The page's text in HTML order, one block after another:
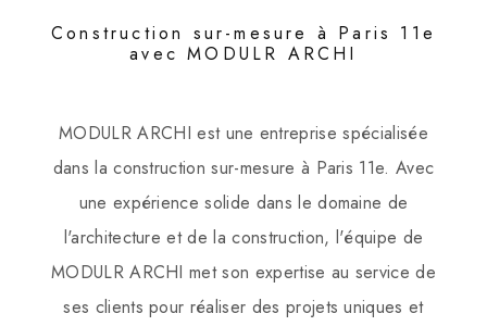
Construction sur-mesure à Paris 11e
avec MODULR ARCHI
MODULR ARCHI est une entreprise spécialisée
dans la construction sur-mesure à Paris 11e. Avec
une expérience solide dans le domaine de
l'architecture et de la construction, l'équipe de
MODULR ARCHI met son expertise au service de
ses clients pour réaliser des projets uniques et